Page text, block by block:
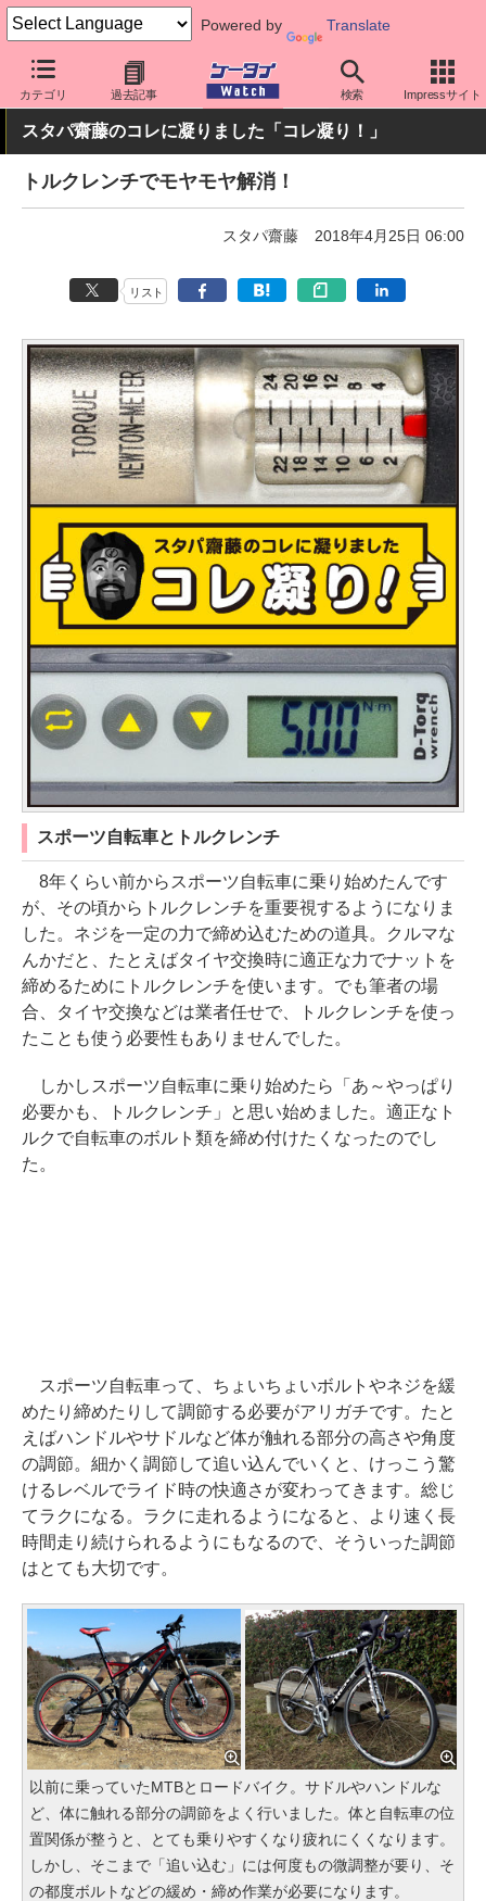
Powered by Translate
カテゴリ 過去記事 検索 Impressサイト
ケータイ Watch 最新技術/その他 自転車
スタパ齋藤のコレに凝りました「コレ凝り！」
トルクレンチでモヤモヤ解消！
スタパ齋藤 2018年4月25日 06:00
リスト
スポーツ自転車とトルクレンチ
8年くらい前からスポーツ自転車に乗り始めたんです
が、その頃からトルクレンチを重要視するようになりま
した。ネジを一定の力で締め込むための道具。クルマな
んかだと、たとえばタイヤ交換時に適正な力でナットを
締めるためにトルクレンチを使います。でも筆者の場
合、タイヤ交換などは業者任せで、トルクレンチを使っ
たことも使う必要性もありませんでした。
しかしスポーツ自転車に乗り始めたら「あ～やっぱり
必要かも、トルクレンチ」と思い始めました。適正なト
ルクで自転車のボルト類を締め付けたくなったのでし
た。
スポーツ自転車って、ちょいちょいボルトやネジを緩
めたり締めたりして調節する必要がアリガチです。たと
えばハンドルやサドルなど体が触れる部分の高さや角度
の調節。細かく調節して追い込んでいくと、けっこう驚
けるレベルでライド時の快適さが変わってきます。総じ
てラクになる。ラクに走れるようになると、より速く長
時間走り続けられるようにもなるので、そういった調節
はとても大切です。
以前に乗っていたMTBとロードバイク。サドルやハンドルな
ど、体に触れる部分の調節をよく行いました。体と自転車の位
置関係が整うと、とても乗りやすくなり疲れにくくなります。
しかし、そこまで「追い込む」には何度もの微調整が要り、そ
の都度ボルトなどの緩め・締め作業が必要になります。